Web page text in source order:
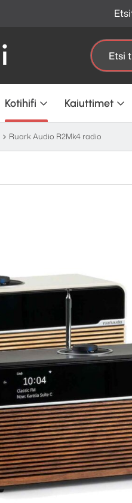
Etsi:
Kotihifi Kaiuttimet
Ruark Audio R2Mk4 radio